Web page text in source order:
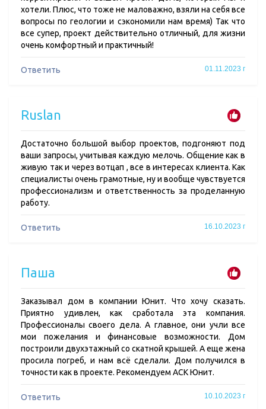
хотели. Плюс, что тоже не маловажно, взяли на себя все
вопросы по геологии и сэкономили нам время) Так что
все супер, проект действительно отличный, для жизни
очень комфортный и практичный!
Ответить 01.11.2023 г
Ruslan
Достаточно большой выбор проектов, подгоняют под
ваши запросы, учитывая каждую мелочь. Общение как в
живую так и через вотцап , все в интересах клиента. Как
специалисты очень грамотные, ну и вообще чувствуется
профессионализм и ответственность за проделанную
работу.
Ответить 16.10.2023 г
Паша
Заказывал дом в компании Юнит. Что хочу сказать.
Приятно удивлен, как сработала эта компания.
Профессионалы своего дела. А главное, они учли все
мои пожелания и финансовые возможности. Дом
построили двухэтажный со скатной крышей. А еще жена
просила погреб, и нам всё сделали. Дом получился в
точности как в проекте. Рекомендуем АСК Юнит.
Ответить 10.10.2023 г